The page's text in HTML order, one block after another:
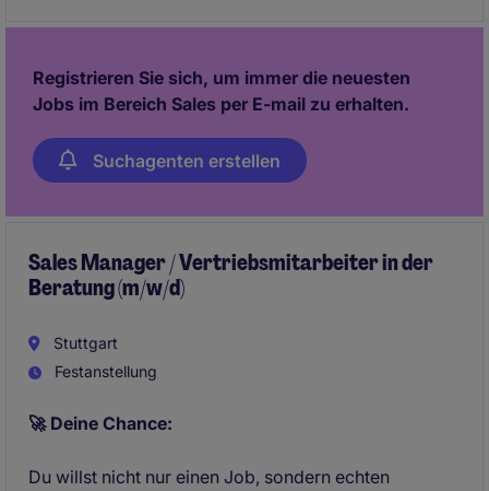
Registrieren Sie sich, um immer die neuesten
Jobs im Bereich Sales per E-mail zu erhalten.
Suchagenten erstellen
Sales Manager / Vertriebsmitarbeiter in der
Beratung (m/w/d)
Stuttgart
Festanstellung
🚀 Deine Chance:
Du willst nicht nur einen Job, sondern echten